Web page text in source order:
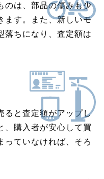
のは、部品の傷みも少
ます。また、新しいモ
落ちになり、査定額は
ると査定額がアップし
、購入者が安心して買
っていなければ、そろ